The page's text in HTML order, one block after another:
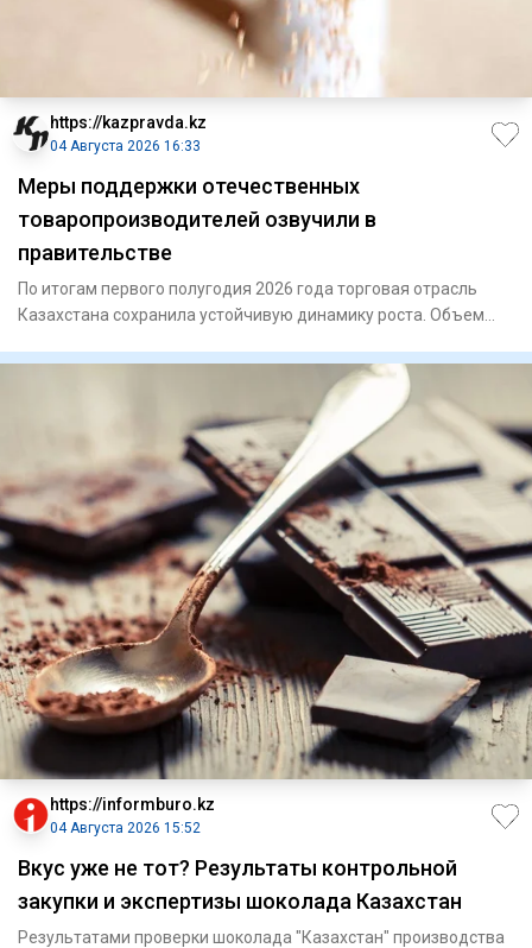
https://kazpravda.kz
04 Августа 2026 16:33
Меры поддержки отечественных
товаропроизводителей озвучили в
правительстве
По итогам первого полугодия 2026 года торговая отрасль
Казахстана сохранила устойчивую динамику роста. Объем
https://informburo.kz
04 Августа 2026 15:52
Вкус уже не тот? Результаты контрольной
закупки и экспертизы шоколада Казахстан
Результатами проверки шоколада "Казахстан" производства